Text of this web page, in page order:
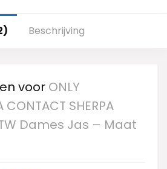
Beschrijving
voor ONLY
CONTACT SHERPA
Dames Jas – Maat